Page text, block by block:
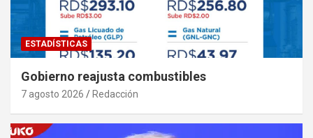
ESTADÍSTICAS
Gobierno reajusta combustibles
7 agosto 2026 Redacción